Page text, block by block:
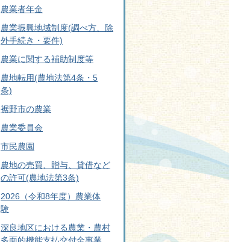
農業者年金
農業振興地域制度(調べ方、除
外手続き・要件)
農業に関する補助制度等
農地転用(農地法第4条・5
条)
裾野市の農業
農業委員会
市民農園
農地の売買、贈与、貸借など
の許可(農地法第3条)
2026（令和8年度）農業体
験
深良地区における農業・農村